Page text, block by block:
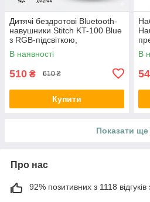
Дитячі бездротові Bluetooth-
навушники Stitch KT-100 Blue
з RGB-підсвіткою,
вбудованим мікрофоном і
слотом для карти пам'яті
В наявності
510 ₴ 610 ₴
Купити
В
Показати ще
Про нас
92% позитивних з 1118 відгуків